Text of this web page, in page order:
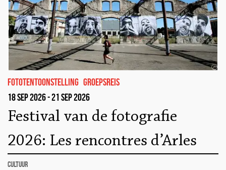
fototentoonstelling Groepsreis
18 sep 2026 - 21 sep 2026
Festival van de fotografie
2026: Les rencontres d’Arles
cultuur